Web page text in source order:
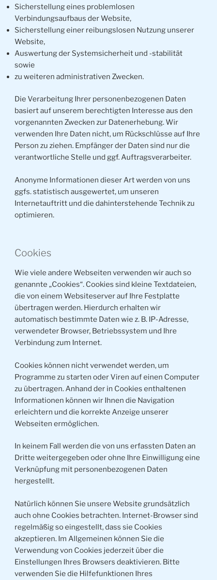
Sicherstellung eines problemlosen
Verbindungsaufbaus der Website,
Sicherstellung einer reibungslosen Nutzung unserer
Website,
Auswertung der Systemsicherheit und -stabilität
sowie
zu weiteren administrativen Zwecken.
Die Verarbeitung Ihrer personenbezogenen Daten
basiert auf unserem berechtigten Interesse aus den
vorgenannten Zwecken zur Datenerhebung. Wir
verwenden Ihre Daten nicht, um Rückschlüsse auf Ihre
Person zu ziehen. Empfänger der Daten sind nur die
verantwortliche Stelle und ggf. Auftragsverarbeiter.
Anonyme Informationen dieser Art werden von uns
ggfs. statistisch ausgewertet, um unseren
Internetauftritt und die dahinterstehende Technik zu
optimieren.
Cookies
Wie viele andere Webseiten verwenden wir auch so
genannte „Cookies“. Cookies sind kleine Textdateien,
die von einem Websiteserver auf Ihre Festplatte
übertragen werden. Hierdurch erhalten wir
automatisch bestimmte Daten wie z. B. IP-Adresse,
verwendeter Browser, Betriebssystem und Ihre
Verbindung zum Internet.
Cookies können nicht verwendet werden, um
Programme zu starten oder Viren auf einen Computer
zu übertragen. Anhand der in Cookies enthaltenen
Informationen können wir Ihnen die Navigation
erleichtern und die korrekte Anzeige unserer
Webseiten ermöglichen.
In keinem Fall werden die von uns erfassten Daten an
Dritte weitergegeben oder ohne Ihre Einwilligung eine
Verknüpfung mit personenbezogenen Daten
hergestellt.
Natürlich können Sie unsere Website grundsätzlich
auch ohne Cookies betrachten. Internet-Browser sind
regelmäßig so eingestellt, dass sie Cookies
akzeptieren. Im Allgemeinen können Sie die
Verwendung von Cookies jederzeit über die
Einstellungen Ihres Browsers deaktivieren. Bitte
verwenden Sie die Hilfefunktionen Ihres